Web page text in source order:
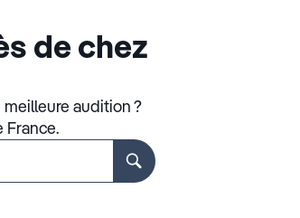
de chez
audition ?
France.